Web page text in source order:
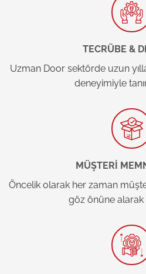
TECRÜBE &
Uzman Door sektörde uzun
deneyimiyle
MÜŞTERİ
Öncelik olarak her zaman
göz önüne alarak